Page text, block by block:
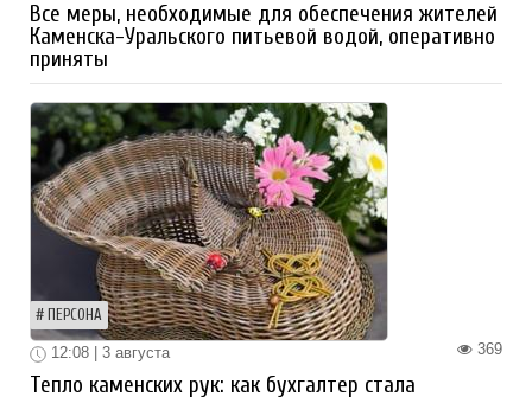
Все меры, необходимые для обеспечения жителей
Каменска-Уральского питьевой водой, оперативно
приняты
ПЕРСОНА
369
12:08 | 3 августа
Тепло каменских рук: как бухгалтер стала